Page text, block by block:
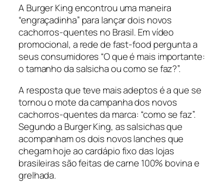
A Burger King encontrou uma maneira
“engraçadinha” para lançar dois novos
cachorros-quentes no Brasil. Em vídeo
promocional, a rede de fast-food pergunta a
seus consumidores “O que é mais importante:
o tamanho da salsicha ou como se faz?”.
A resposta que teve mais adeptos é a que se
tornou o mote da campanha dos novos
cachorros-quentes da marca: “como se faz”.
Segundo a Burger King, as salsichas que
acompanham os dois novos lanches que
chegam hoje ao cardápio fixo das lojas
brasileiras são feitas de carne 100% bovina e
grelhada.